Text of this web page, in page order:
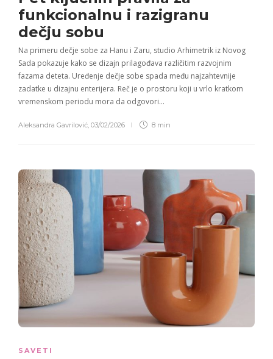
funkcionalnu i razigranu
dečju sobu
Na primeru dečje sobe za Hanu i Zaru, studio Arhimetrik iz Novog
Sada pokazuje kako se dizajn prilagođava različitim razvojnim
fazama deteta. Uređenje dečje sobe spada među najzahtevnije
zadatke u dizajnu enterijera. Reč je o prostoru koji u vrlo kratkom
vremenskom periodu mora da odgovori…
Aleksandra Gavrilović 03/02/2026 8 min
SAVETI